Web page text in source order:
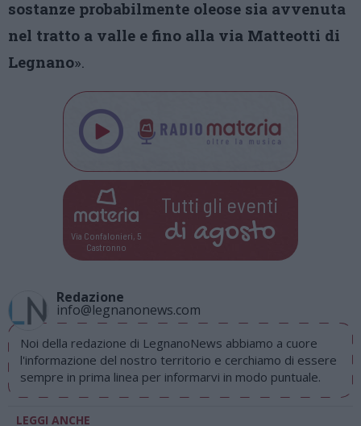
sostanze probabilmente oleose sia avvenuta
nel tratto a valle e fino alla via Matteotti di
Legnano».
Via Confalonieri, 5
Castronno
Tutti gli eventi
di agosto
Redazione
info@legnanonews.com
Noi della redazione di LegnanoNews abbiamo a cuore
l'informazione del nostro territorio e cerchiamo di essere
sempre in prima linea per informarvi in modo puntuale.
LEGGI ANCHE